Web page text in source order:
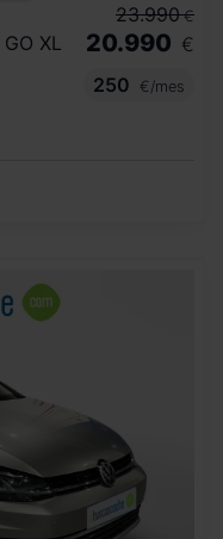
XL
23.990 €
20.990 €
250
€/mes